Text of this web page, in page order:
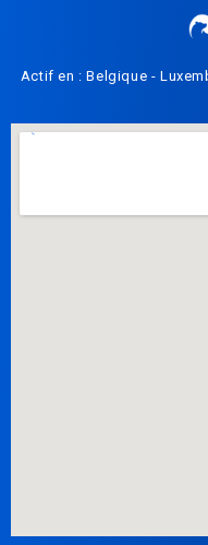
Actif en : Belgique -